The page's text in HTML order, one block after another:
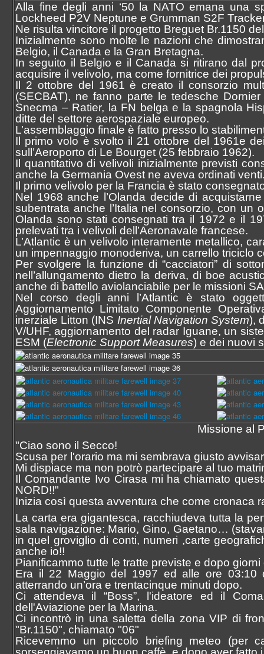
Alla fine degli anni ‘50 la NATO emana una
Lockheed P2V Neptune e Grumman S2F
Ne risulta vincitore il progetto Breguet Br.1150
Inizialmente sono molte le nazioni che
Belgio, il Canada e la Gran Bretagna.
In seguito il Belgio e il Canada si ritirano dal
acquisire il velivolo, ma come fornitrice dei
Il 2 ottobre del 1961 è creato il consorzio
(SECBAT), ne fanno parte le tedesche
Snecma – Ratier, la FN belga e la spagnola
ditte del settore aerospaziale europeo.
L’assemblaggio finale è fatto presso lo
Il primo volo è svolto il 21 ottobre del 1961e
sull’Aeroporto di Le Bourget (25 febbraio 1962).
Il quantitativo di velivoli inizialmente previsti
anche la Germania Ovest ne aveva ordinati
Il primo velivolo per la Francia è stato
Nel 1968 anche l’Olanda decide di
subentrata anche l’Italia nel consorzio, con un
Olanda sono stati consegnati tra il 1972 e il
prelevati tra i velivoli dell’Aeronavale francese.
L’Atlantic è un velivolo interamente metallico,
un impennaggio monoderiva, un carrello triciclo
Per svolgere la funzione di “cacciatori” di
nell’allungamento dietro la deriva, di boe
anche di battello aviolanciabile per le missioni
Nel corso degli anni l’Atlantic è stato
Aggiornamento Limitato Componente
inerziale Litton (INS Inertial Navigation System),
V/UHF, aggiornamento del radar Iguane, un
ESM (Electronic Support Measures) e dei nuovi
Missione al
"Ciao sono il Secco!
Scusa per l'orario ma mi sembrava giusto
Mi dispiace ma non potrò partecipare al tuo
Il Comandante Ivo Cirasa mi ha chiamato
NORD!!"
Inizia così questa avventura che come cronaca
La carta era gigantesca, racchiudeva tutta la
sala navigazione: Mario, Gino, Gaetano…
in quel groviglio di conti, numeri ,carte
anche io!!
Pianificammo tutte le tratte previste e dopo
Era il 22 Maggio del 1997 ed alle ore 03:10
atterrando un’ora e trentacinque minuti dopo.
Ci attendeva il “Boss”, l'ideatore ed il
dell'Aviazione per la Marina.
Ci incontrò in una saletta della zona VIP di
"Br.1150", chiamato "06"
Ricevemmo un piccolo briefing meteo (per